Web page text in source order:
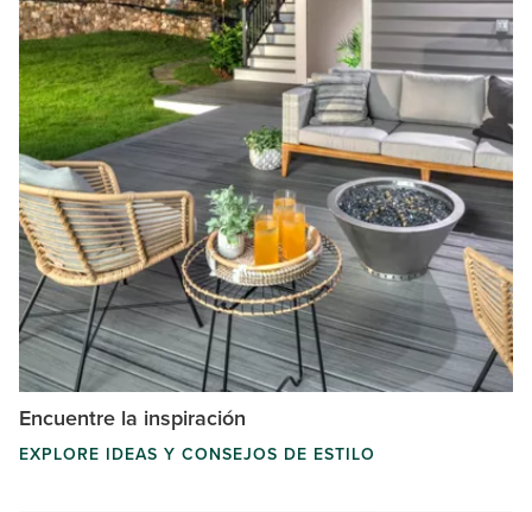
Encuentre la inspiración
EXPLORE IDEAS Y CONSEJOS DE ESTILO